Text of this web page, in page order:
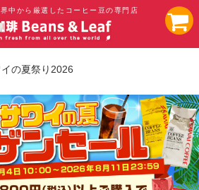
中から厳選したコーヒー豆の専門店
の夏祭り2026